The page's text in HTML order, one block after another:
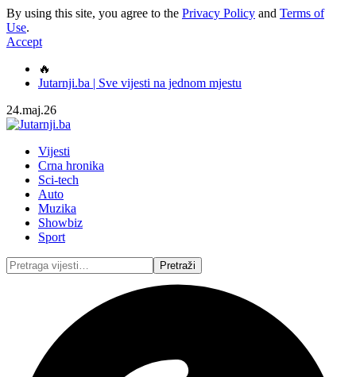
By using this site, you agree to the Privacy Policy and Terms of
Use.
Accept
🔥
Jutarnji.ba | Sve vijesti na jednom mjestu
24.maj.26
Vijesti
Crna hronika
Sci-tech
Auto
Muzika
Showbiz
Sport